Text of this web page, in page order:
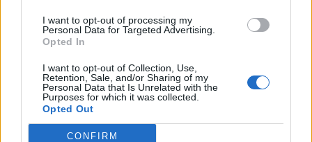
I want to opt-out of processing my
Personal Data for Targeted Advertising.
Opted In
I want to opt-out of Collection, Use,
Retention, Sale, and/or Sharing of my
Personal Data that Is Unrelated with the
Purposes for which it was collected.
Opted Out
CONFIRM
Μετάφραση Στρατής Πασχάλης (Μήδεια του
Ευριπίδη*), Ελένη Βαροπούλου
(Ρημαγμένη όχθη, Μήδειας υλικό, Τοπίο με
Aργοναύτες του Χάινερ Μύλλερ**)